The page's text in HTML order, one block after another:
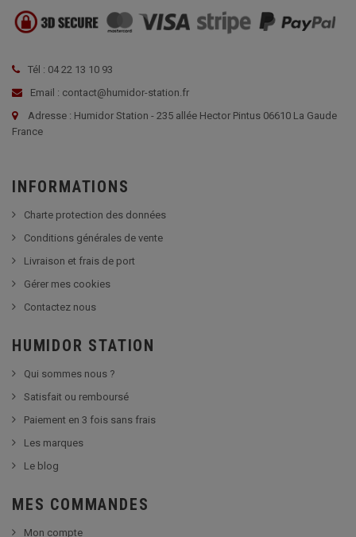
Tél : 04 22 13 10 93
Email : contact@humidor-station.fr
Adresse : Humidor Station - 235 allée Hector Pintus 06610 La Gaude
France
INFORMATIONS
Charte protection des données
Conditions générales de vente
Livraison et frais de port
Gérer mes cookies
Contactez nous
HUMIDOR STATION
Qui sommes nous ?
Satisfait ou remboursé
Paiement en 3 fois sans frais
Les marques
Le blog
MES COMMANDES
Mon compte